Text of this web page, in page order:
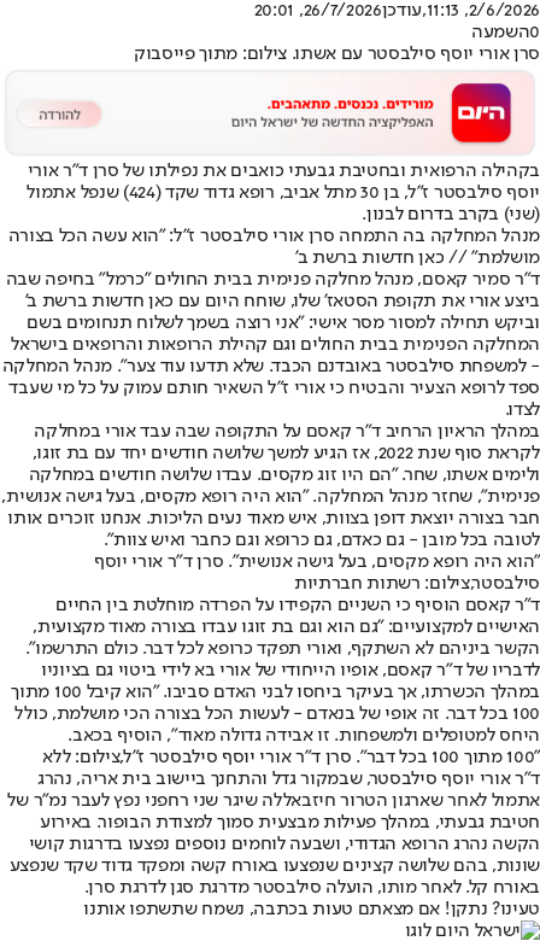
2/6/2026, 11:13
,עודכן26/7/2026, 20:01
0השמעה
סרן אורי יוסף סילבסטר עם אשתו. צילום: מתוך פייסבוק
בקהילה הרפואית ובחטיבת גבעתי כואבים את נפילתו של סרן ד"ר אורי
יוסף סילבסטר ז"ל, בן 30 מתל אביב, רופא גדוד שקד (424) שנפל אתמול
(שני) בקרב בדרום לבנון.
מנהל המחלקה בה התמחה סרן אורי סילבסטר ז"ל: "הוא עשה הכל בצורה
מושלמת" // כאן חדשות ברשת ב'
ד"ר סמיר קאסם, מנהל מחלקה פנימית בבית החולים "כרמל" בחיפה שבה
ביצע אורי את תקופת הסטאז' שלו, שוחח היום עם כאן חדשות ברשת ב'
וביקש תחילה למסור מסר אישי: "אני רוצה בשמך לשלוח תנחומים בשם
המחלקה הפנימית בבית החולים וגם קהילת הרופאות והרופאים בישראל
- למשפחת סילבסטר באובדנם הכבד. שלא תדעו עוד צער". מנהל המחלקה
ספד לרופא הצעיר והבטיח כי אורי ז"ל השאיר חותם עמוק על כל מי שעבד
לצדו.
במהלך הראיון הרחיב ד"ר קאסם על התקופה שבה עבד אורי במחלקה
לקראת סוף שנת 2022, אז הגיע למשך שלושה חודשים יחד עם בת זוגו,
ולימים אשתו, שחר. "הם היו זוג מקסים. עבדו שלושה חודשים במחלקה
פנימית", שחזר מנהל המחלקה. "הוא היה רופא מקסים, בעל גישה אנושית,
חבר בצורה יוצאת דופן בצוות, איש מאוד נעים הליכות. אנחנו זוכרים אותו
לטובה בכל מובן - גם כאדם, גם כרופא וגם כחבר ואיש צוות".
"הוא היה רופא מקסים, בעל גישה אנושית". סרן ד"ר אורי יוסף
סילבסטר,צילום: רשתות חברתיות
ד"ר קאסם הוסיף כי השניים הקפידו על הפרדה מוחלטת בין החיים
האישיים למקצועיים: "גם הוא וגם בת זוגו עבדו בצורה מאוד מקצועית,
הקשר ביניהם לא השתקף, ואורי תפקד כרופא לכל דבר. כולם התרשמו".
לדבריו של ד"ר קאסם, אופיו הייחודי של אורי בא לידי ביטוי גם בציוניו
במהלך הכשרתו, אך בעיקר ביחסו לבני האדם סביבו. "הוא קיבל 100 מתוך
100 בכל דבר. זה אופי של בנאדם - לעשות הכל בצורה הכי מושלמת, כולל
היחס למטופלים ולמשפחות. זו אבידה גדולה מאוד", הוסיף בכאב.
"100 מתוך 100 בכל דבר". סרן ד"ר אורי יוסף סילבסטר ז"ל,צילום: ללא
ד"ר אורי יוסף סילבסטר, שבמקור גדל והתחנך ביישוב בית אריה, נהרג
אתמול לאחר שארגון הטרור חיזבאללה שיגר שני רחפני נפץ לעבר נמ"ר של
חטיבת גבעתי, במהלך פעילות מבצעית סמוך למצודת הבופור. באירוע
הקשה נהרג הרופא הגדודי, ושבעה לוחמים נוספים נפצעו בדרגות קושי
שונות, בהם שלושה קצינים שנפצעו באורח קשה ומפקד גדוד שקד שנפצע
באורח קל. לאחר מותו, הועלה סילבסטר מדרגת סגן לדרגת סרן.
טעינו? נתקן! אם מצאתם טעות בכתבה, נשמח שתשתפו אותנו